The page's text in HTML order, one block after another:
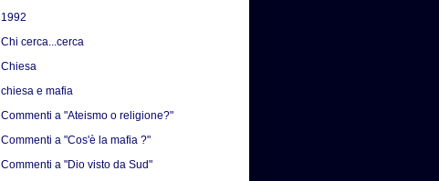
1992
Chi cerca...cerca
Chiesa
chiesa e mafia
Commenti a "Ateismo o religione?"
Commenti a "Cos'è la mafia ?"
Commenti a "Dio visto da Sud"